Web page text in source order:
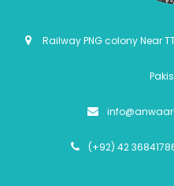
Railway PNG colony Near
(+92) 42